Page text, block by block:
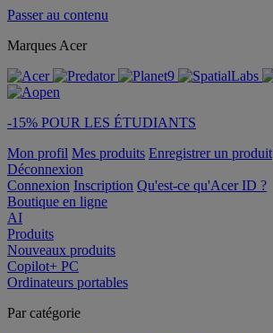
Passer au contenu
Marques Acer
-15% POUR LES ÉTUDIANTS
Mon profil Mes produits Enregistrer un produit
Déconnexion
Connexion Inscription Qu'est-ce qu'Acer ID ?
Boutique en ligne
AI
Produits
Nouveaux produits
Copilot+ PC
Ordinateurs portables
Par catégorie